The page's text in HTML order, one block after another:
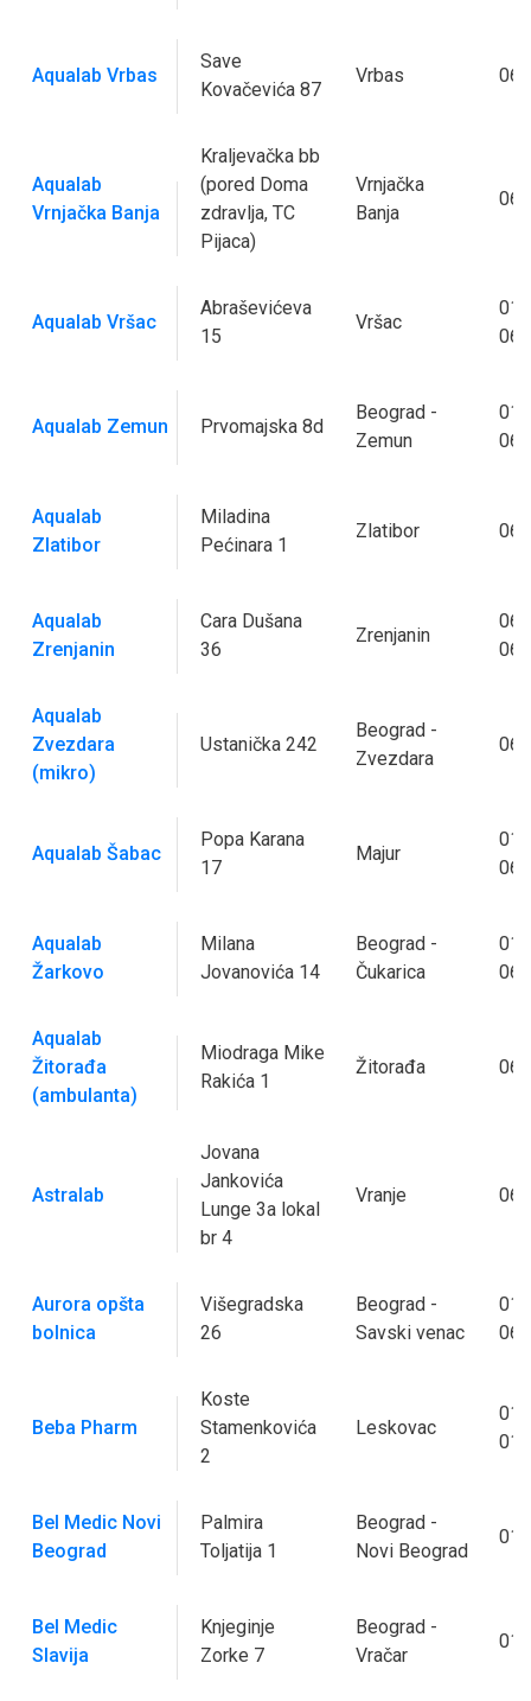
Aqualab Vrbas
Save
Kovačevića 87
Vrbas
Aqualab
Vrnjačka Banja
Kraljevačka bb
(pored Doma
zdravlja, TC
Pijaca)
Vrnjačka
Banja
Aqualab Vršac
Abraševićeva
15
Vršac
Aqualab Zemun Prvomajska 8d
Beograd -
Zemun
Aqualab
Zlatibor
Miladina
Pećinara 1
Zlatibor
Aqualab
Zrenjanin
Cara Dušana
36
Zrenjanin
Aqualab
Zvezdara
(mikro)
Ustanička 242
Beograd -
Zvezdara
Aqualab Šаbac
Popa Karana
17
Majur
Aqualab
Žarkovo
Milana
Jovanovića 14
Beograd -
Čukarica
Aqualab
Žitorađa
(ambulanta)
Miodraga Mike
Rakića 1
Žitorađa
Astralab
Jovana
Jankovića
Lunge 3a lokal
br 4
Vranje
Aurora opšta
bolnica
Višegradska
26
Beograd -
Savski venac
Beba Pharm
Koste
Stamenkovića
2
Leskovac
Bel Medic Novi
Beograd
Palmira
Toljatija 1
Beograd -
Novi Beograd
Bel Medic
Slavija
Knjeginje
Zorke 7
Beograd -
Vračar